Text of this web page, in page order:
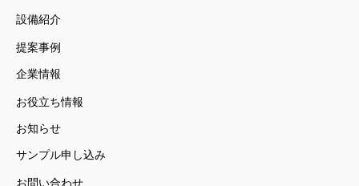
設備紹介
提案事例
企業情報
お役立ち情報
お知らせ
サンプル申し込み
お問い合わせ